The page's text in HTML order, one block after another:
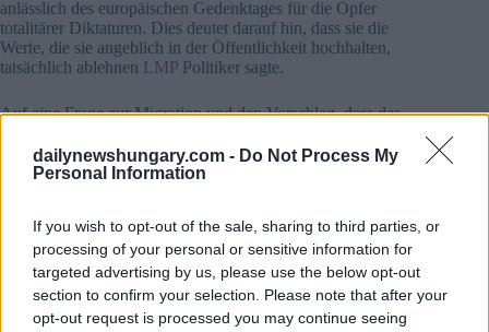
dailynewshungary.com - Do Not Process My
Personal Information
If you wish to opt-out of the sale, sharing to third parties, or
processing of your personal or sensitive information for
targeted advertising by us, please use the below opt-out
section to confirm your selection. Please note that after your
opt-out request is processed you may continue seeing
anlässlich des europäischen Gedenktages für die Opfer
totalitärer Diktaturen. Dies deutet darauf hin, dass sie die
Werte, die sie angeblich in der Öffentlichkeit hochhalten,
tatsächlich ablehnen LMP Politiker sagte.
Auf eine Frage zur Migration und den Vorschlag, dass das
Parlament im nächsten Jahr stehen würde, sagte er, Ungarns
Regierungsparteien hätten das Thema als Mittel genutzt, um
“Auch die europäische politische Elite war nicht bereit, sich
diesem Problem zu stellen”, fügte er hinzu.
LMP schlägt vor, das Problem aus der Sicht einer grünen
Politik anzugehen und sich dabei auf Klimawandel,